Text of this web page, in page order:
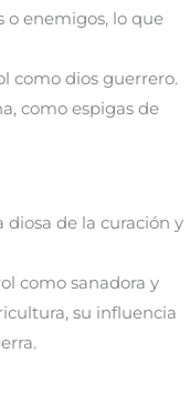
o enemigos, lo que
como dios guerrero.
como espigas de
de la curación y
como sanadora y
su influencia